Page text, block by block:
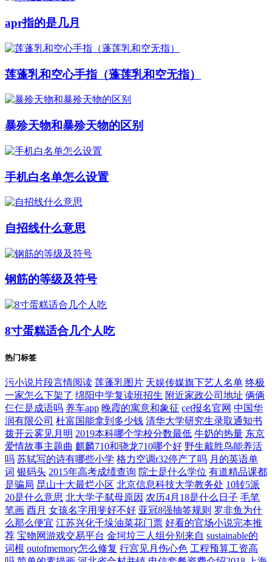
apr指的是几月
莲蓬乳和空心手指（蓬莲乳和空无指）
暴殄天物和暴殄天物的区别
手机白名单怎么设置
自招线什么意思
钢筋的等级及符号
8寸蛋糕适合几个人吃
热门标签
污小说片段言情阅读 莲蓬乳图片 天娱传媒旗下艺人名单 终极
一家怎么下架了 绵阳中学复读班招生 附近家政公司地址 俩俩
仨仨是成语吗 养车app 晚霞的寓意和象征 cet报名官网 中国华
润有限公司 杜富国能拿到多少钱 清华大学研究生录取通知书
拨开云雾见月明 2019本科哪个学校分数最低 牛奶的热量 东京
爱情故事主题曲 麒麟710和骁龙710哪个好 野生戴胜鸟能养活
吗 苏轼写的诗有哪些小学 格力空调r32停产了吗 月的英语单
词 银码头 2015年高考成绩查询 院士是什么学位 有道精品课都
是骗局 昆山十大最烂小区 北京信息科技大学教务处 10转5派
20是什么意思 北大学子弑母原因 农历4月18是什么日子 毛笔
笔画 酉月 女孩名字用斐好不好 亚冠8强抽签规则 罗非鱼为什
么那么便宜 江苏兴化千垛油菜花门票 好看的官场小说完本推
荐 宝物网游戏交易平台 金坷垃三人组分别来自 sustainable的
词根 outofmemory怎么修复 行宫见月伤心色 工程预算工资高